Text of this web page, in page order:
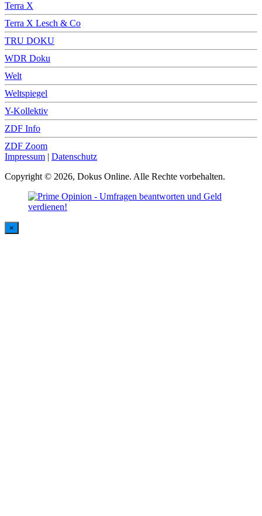
Terra X
Terra X Lesch & Co
TRU DOKU
WDR Doku
Welt
Weltspiegel
Y-Kollektiv
ZDF Info
ZDF Zoom
Impressum | Datenschutz
Copyright © 2026, Dokus Online. Alle Rechte vorbehalten.
×